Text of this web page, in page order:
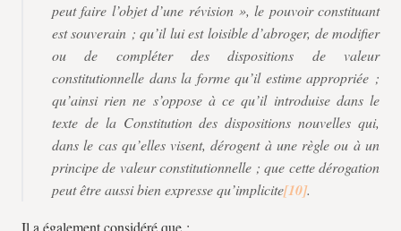
peut faire l’objet d’une révision », le pouvoir constituant
est souverain ; qu’il lui est loisible d’abroger, de modifier
ou de compléter des dispositions de valeur
constitutionnelle dans la forme qu’il estime appropriée ;
qu’ainsi rien ne s’oppose à ce qu’il introduise dans le
texte de la Constitution des dispositions nouvelles qui,
dans le cas qu’elles visent, dérogent à une règle ou à un
principe de valeur constitutionnelle ; que cette dérogation
peut être aussi bien expresse qu’implicite
.
Il a également considéré que :